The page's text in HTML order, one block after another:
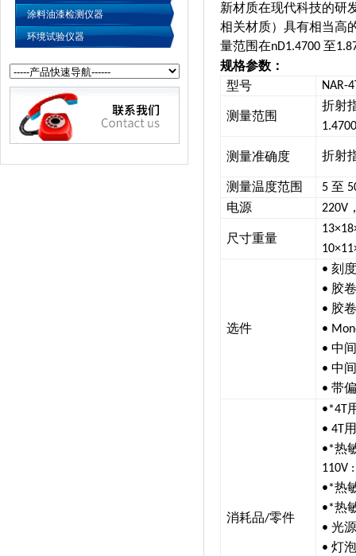
涂料油漆检测仪器
环境试验仪器
新材质在现代科技的研
相关材质）具有相当高
量范围在nD1.4700 至
规格参数：
型号
NAR-
测量范围
折射
测量准确度 折射
测量温度范围 5 至
电源 220V
尺寸重量
选件
•刻
• 胶
• 胶
•
•中
•中
•带
消耗品/零件
•*4T
• 4T
•*热
110V
•*热
•*热
•光
•灯